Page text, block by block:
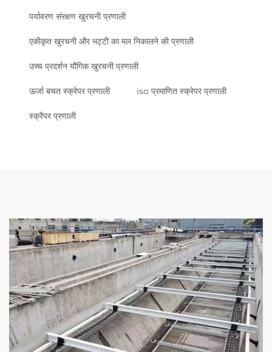
पर्यावरण संरक्षण खुरचनी प्रणाली
एकीकृत खुरचनी और भट्टी का मल निकालने की प्रणाली
उच्च प्रदर्शन यौगिक खुरचनी प्रणाली
ऊर्जा बचत स्क्रेपर प्रणाली iso प्रमाणित स्क्रेपर प्रणाली
स्क्रैपर प्रणाली